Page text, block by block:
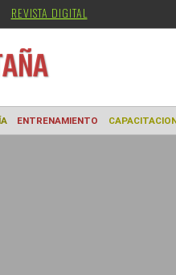
REVISTA DIGITAL
ENTRENAMIENTO